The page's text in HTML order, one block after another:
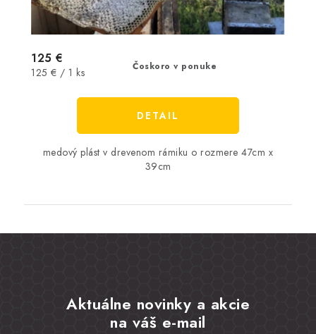
Čoskoro v ponuke
125 €
Jednotková
125 € / 1 ks
DETAIL
medový plást v drevenom rámiku o rozmere 47cm x
39cm
Aktuálne novinky a akcie
na váš e-mail